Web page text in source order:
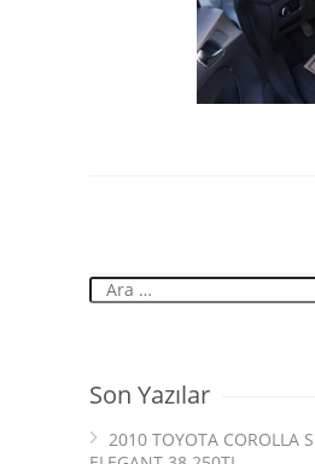
Son Yazılar
2010 TOYOTA COROLLA